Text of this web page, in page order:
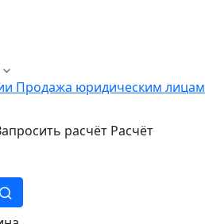
Продажа юридическим лицам
расчёт Расчёт